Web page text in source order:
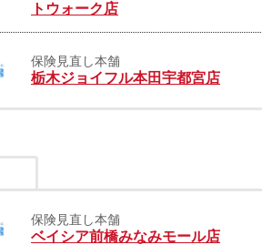
トウォーク店
保険見直し本舗
栃木ジョイフル本田宇都宮店
保険見直し本舗
ベイシア前橋みなみモール店